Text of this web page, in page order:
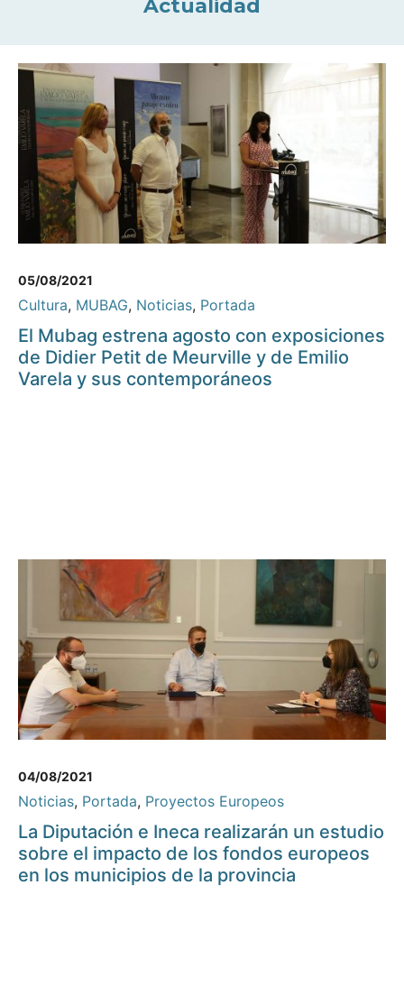
Actualidad
05/08/2021
Cultura, MUBAG, Noticias, Portada
El Mubag estrena agosto con exposiciones
de Didier Petit de Meurville y de Emilio
Varela y sus contemporáneos
04/08/2021
Noticias, Portada, Proyectos Europeos
La Diputación e Ineca realizarán un estudio
sobre el impacto de los fondos europeos
en los municipios de la provincia